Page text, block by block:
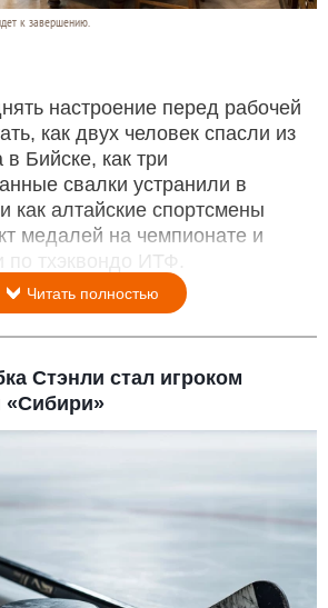
к завершению.
настроение перед рабочей
как двух человек спасли из
Бийске, как три
свалки устранили в
как алтайские спортсмены
медалей на чемпионате и
по тхэквондо ИТФ.
Читать полностью
Стэнли стал игроком
«Сибири»